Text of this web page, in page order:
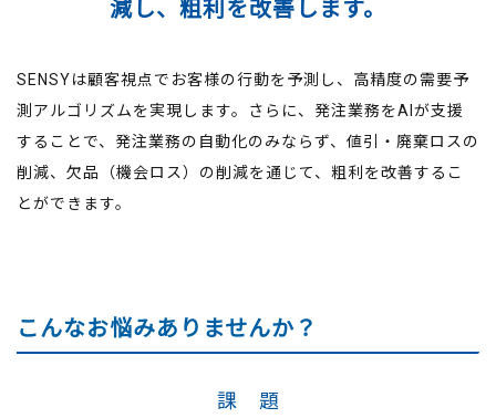
減し、粗利を改善します。
SENSYは顧客視点でお客様の行動を予測し、高精度の需要予
測アルゴリズムを実現します。さらに、発注業務をAIが支援
することで、発注業務の自動化のみならず、値引・廃棄ロスの
削減、欠品（機会ロス）の削減を通じて、粗利を改善するこ
とができます。
こんなお悩みありませんか？
課 題